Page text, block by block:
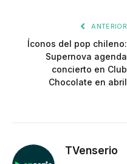
ANTERIOR
Íconos del pop chileno:
Supernova agenda
concierto en Club
Chocolate en abril
TVenserio